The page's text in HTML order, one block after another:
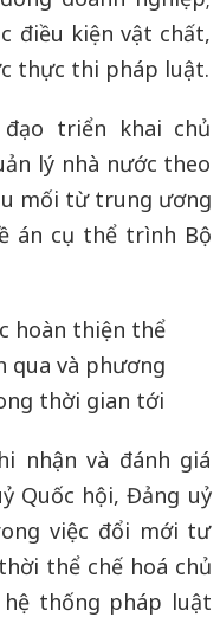
điều kiện vật chất,
thực thi pháp luật.
triển khai chủ
lý nhà nước theo
mối từ trung ương
án cụ thể trình Bộ
hoàn thiện thể
qua và phương
thời gian tới
nhận và đánh giá
Quốc hội, Đảng uỷ
việc đổi mới tư
thể chế hoá chủ
thống pháp luật